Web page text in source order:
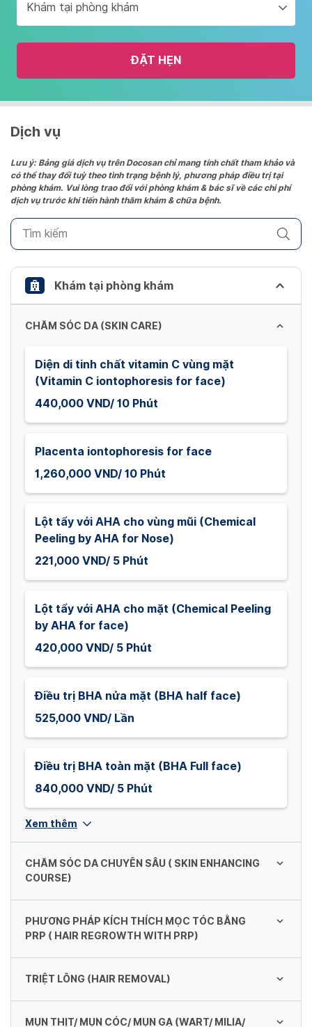
interact
with
the
and
date.
the
question
mark
to
keyboard
shortcuts
changing
Khám tại phòng khám
ĐẶT HẸN
Dịch vụ
Lưu ý: Bảng giá dịch vụ trên Docosan chỉ mang tính chất tham khảo và
có thể thay đổi tuỳ theo tình trạng bệnh lý, phương pháp điều trị tại
phòng khám. Vui lòng trao đổi với phòng khám & bác sĩ về các chi phí
dịch vụ trước khi tiến hành thăm khám & chữa bệnh.
Khám tại phòng khám
CHĂM SÓC DA (SKIN CARE)
Diện di tinh chất vitamin C vùng mặt
(Vitamin C iontophoresis for face)
440,000 VND/ 10 Phút
Placenta iontophoresis for face
1,260,000 VND/ 10 Phút
Lột tẩy với AHA cho vùng mũi (Chemical
Peeling by AHA for Nose)
221,000 VND/ 5 Phút
Lột tẩy với AHA cho mặt (Chemical Peeling
by AHA for face)
420,000 VND/ 5 Phút
Điều trị BHA nửa mặt (BHA half face)
525,000 VND/ Lần
Điều trị BHA toàn mặt (BHA Full face)
840,000 VND/ 5 Phút
Xem thêm
CHĂM SÓC DA CHUYÊN SÂU ( SKIN ENHANCING
COURSE)
Tái sinh độ ẩm cho da (Regenerative
840,000 VND/ 60 Phút
Tạm biệt mụn (Acne Free)
PHƯƠNG PHÁP KÍCH THÍCH MỌC TÓC BẰNG
PRP ( HAIR REGROWTH WITH PRP)
PRP vùng diện tích nhỏ - PRP Small area (<
10cm2)
TRIỆT LÔNG (HAIR REMOVAL)
MỤN THỊT/ MỤN CÓC/ MỤN GẠ (WART/ MILIA/